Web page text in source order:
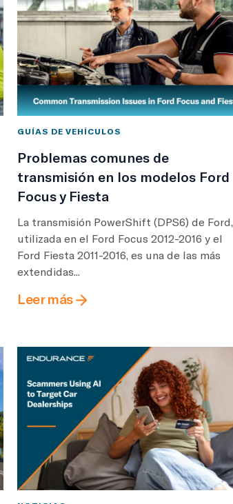
GUÍAS DE VEHÍCULOS
Problemas comunes de
transmisión en los modelos Ford
Focus y Fiesta
La transmisión PowerShift (DPS6) de Ford,
utilizada en el Ford Focus 2012-2016 y el
Ford Fiesta 2011-2016, es una de las más
extendidas...
Leer más